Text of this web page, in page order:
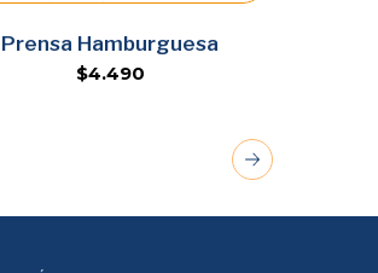
Agregar
Prensa Hamburguesa
$4.490